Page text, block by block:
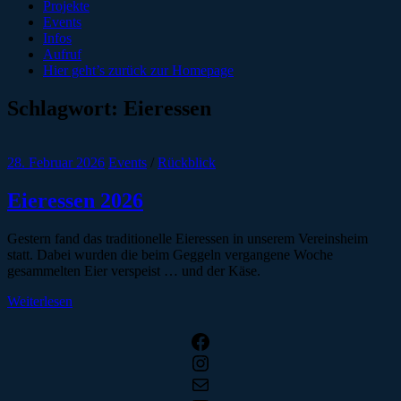
Projekte
Events
Infos
Aufruf
Hier geht’s zurück zur Homepage
Schlagwort: Eieressen
28. Februar 2026 Events / Rückblick
Eieressen 2026
Gestern fand das traditionelle Eieressen in unserem Vereinsheim
statt. Dabei wurden die beim Geggeln vergangene Woche
gesammelten Eier verspeist … und der Käse.
Weiterlesen
Facebook
Instagram
E-Mail